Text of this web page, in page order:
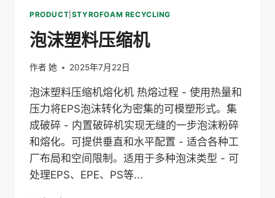
PRODUCT STYROFOAM RECYCLING
泡沫塑料压缩机
作者 她 2025年7月22日
泡沫塑料压缩机熔化机 热熔过程 - 使用热量和
压力将EPS泡沫转化为密集的可模塑形式。集
成破碎 - 内置破碎机实现无缝的一步泡沫粉碎
和熔化。可提供垂直和水平配置 - 适合各种工
厂布局和空间限制。适用于多种泡沫类型 - 可
处理EPS、EPE、PS等...